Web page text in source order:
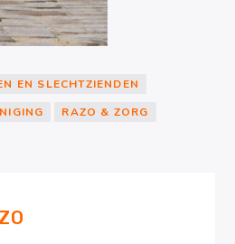
EN SLECHTZIENDEN
RAZO & ZORG